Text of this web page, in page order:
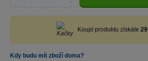
Koupí produktu získáte 29
Kdy budu mít zboží doma?